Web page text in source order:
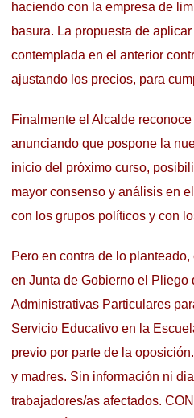
haciendo con la empresa de
basura. La propuesta de
contemplada en el anterior
ajustando los precios, para
Finalmente el Alcalde
anunciando que pospone la
inicio del próximo curso,
mayor consenso y análisis en
con los grupos políticos y con
Pero en contra de lo
en Junta de Gobierno el Pliego
Administrativas Particulares
Servicio Educativo en la
previo por parte de la
y madres. Sin información ni
trabajadores/as afectados.